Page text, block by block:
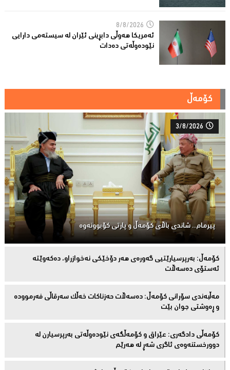
8/8/2026
ئەمریکا هەوڵى دابڕینى ئێران لە سیستەمی دارایی
نێودەوڵەتی دەدات
کۆمەڵ
3/8/2026
پیرمام.. شاندی باڵای كۆمه‌ڵ و پارتی كۆبوونه‌وه‌
كۆمەڵ: بەرپرسیارێتیی گەورەی هەر دۆخێکی نەخوازراو، دەكەوێتە
ئەستۆی دەسەڵات
مەڵبەندى سۆرانى کۆمەڵ: دەسەڵات حەزناکات خەڵک سەرقاڵى فەرموودە
و ڕەوشتى جوان بێت
کۆمەڵى دادگەرى: عێراق و كۆمەڵگەی نێودەوڵەتی بەرپرسیارن لە
دوورخستنەوەى ئاگری شەڕ لە هەرێم